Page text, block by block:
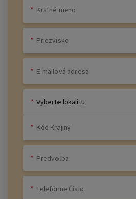
Vyberte lokalitu